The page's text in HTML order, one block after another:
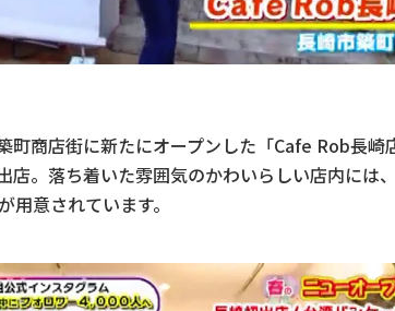
町商店街に新たにオープンした「Cafe Rob長崎
店。落ち着いた雰囲気のかわいらしい店内には
意されています。